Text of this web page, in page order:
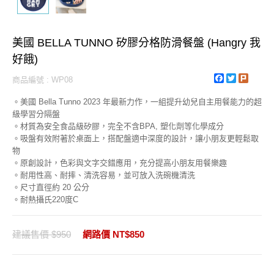
美國 BELLA TUNNO 矽膠分格防滑餐盤 (Hangry 我
好餓)
Facebook
Twitter
商品編號 : WP08
。美國 Bella Tunno 2023 年最新力作，一組提升幼兒自主用餐能力的超
級學習分隔盤
。材質為安全食品級矽膠，完全不含BPA, 塑化劑等化學成分
。吸盤有效附著於桌面上，搭配盤適中深度的設計，讓小朋友更輕鬆取
物
。原創設計，色彩與文字交錯應用，充分提高小朋友用餐樂趣
。耐用性高、耐摔、清洗容易，並可放入洗碗機清洗
。尺寸直徑約 20 公分
。耐熱攝氏220度C
建議售價 $950 網路價 NT$850